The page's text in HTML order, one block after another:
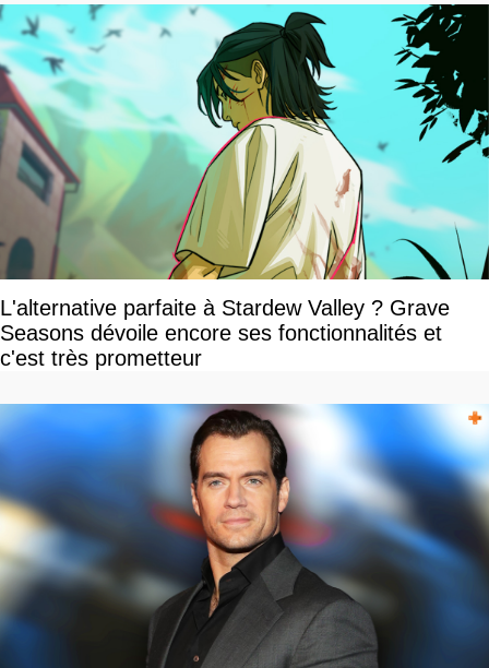
L'alternative parfaite à Stardew Valley ? Grave
Seasons dévoile encore ses fonctionnalités et
c'est très prometteur